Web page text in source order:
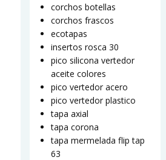
corchos botellas
corchos frascos
ecotapas
insertos rosca 30
pico silicona vertedor
aceite colores
pico vertedor acero
pico vertedor plastico
tapa axial
tapa corona
tapa mermelada flip tap
63